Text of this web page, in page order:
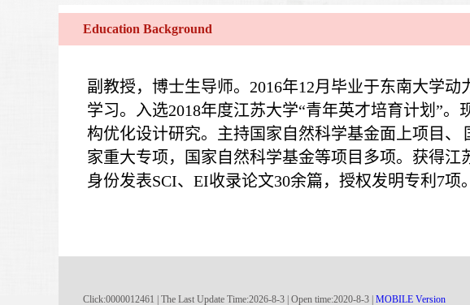
Education Background
副教授，博士生导师。2016年12月毕业于东南大学
学习。入选2018年度江苏大学“青年英才培育计划”
构优化设计研究。主持国家自然科学基金面上项目、
家重大专项，国家自然科学基金等项目多项。获得
身份发表SCI、EI收录论文30余篇，授权发明专利7项。
Click:0000012461 The Last Update Time:2026-8-3 | Open time:2020-8-3 MOBILE Version